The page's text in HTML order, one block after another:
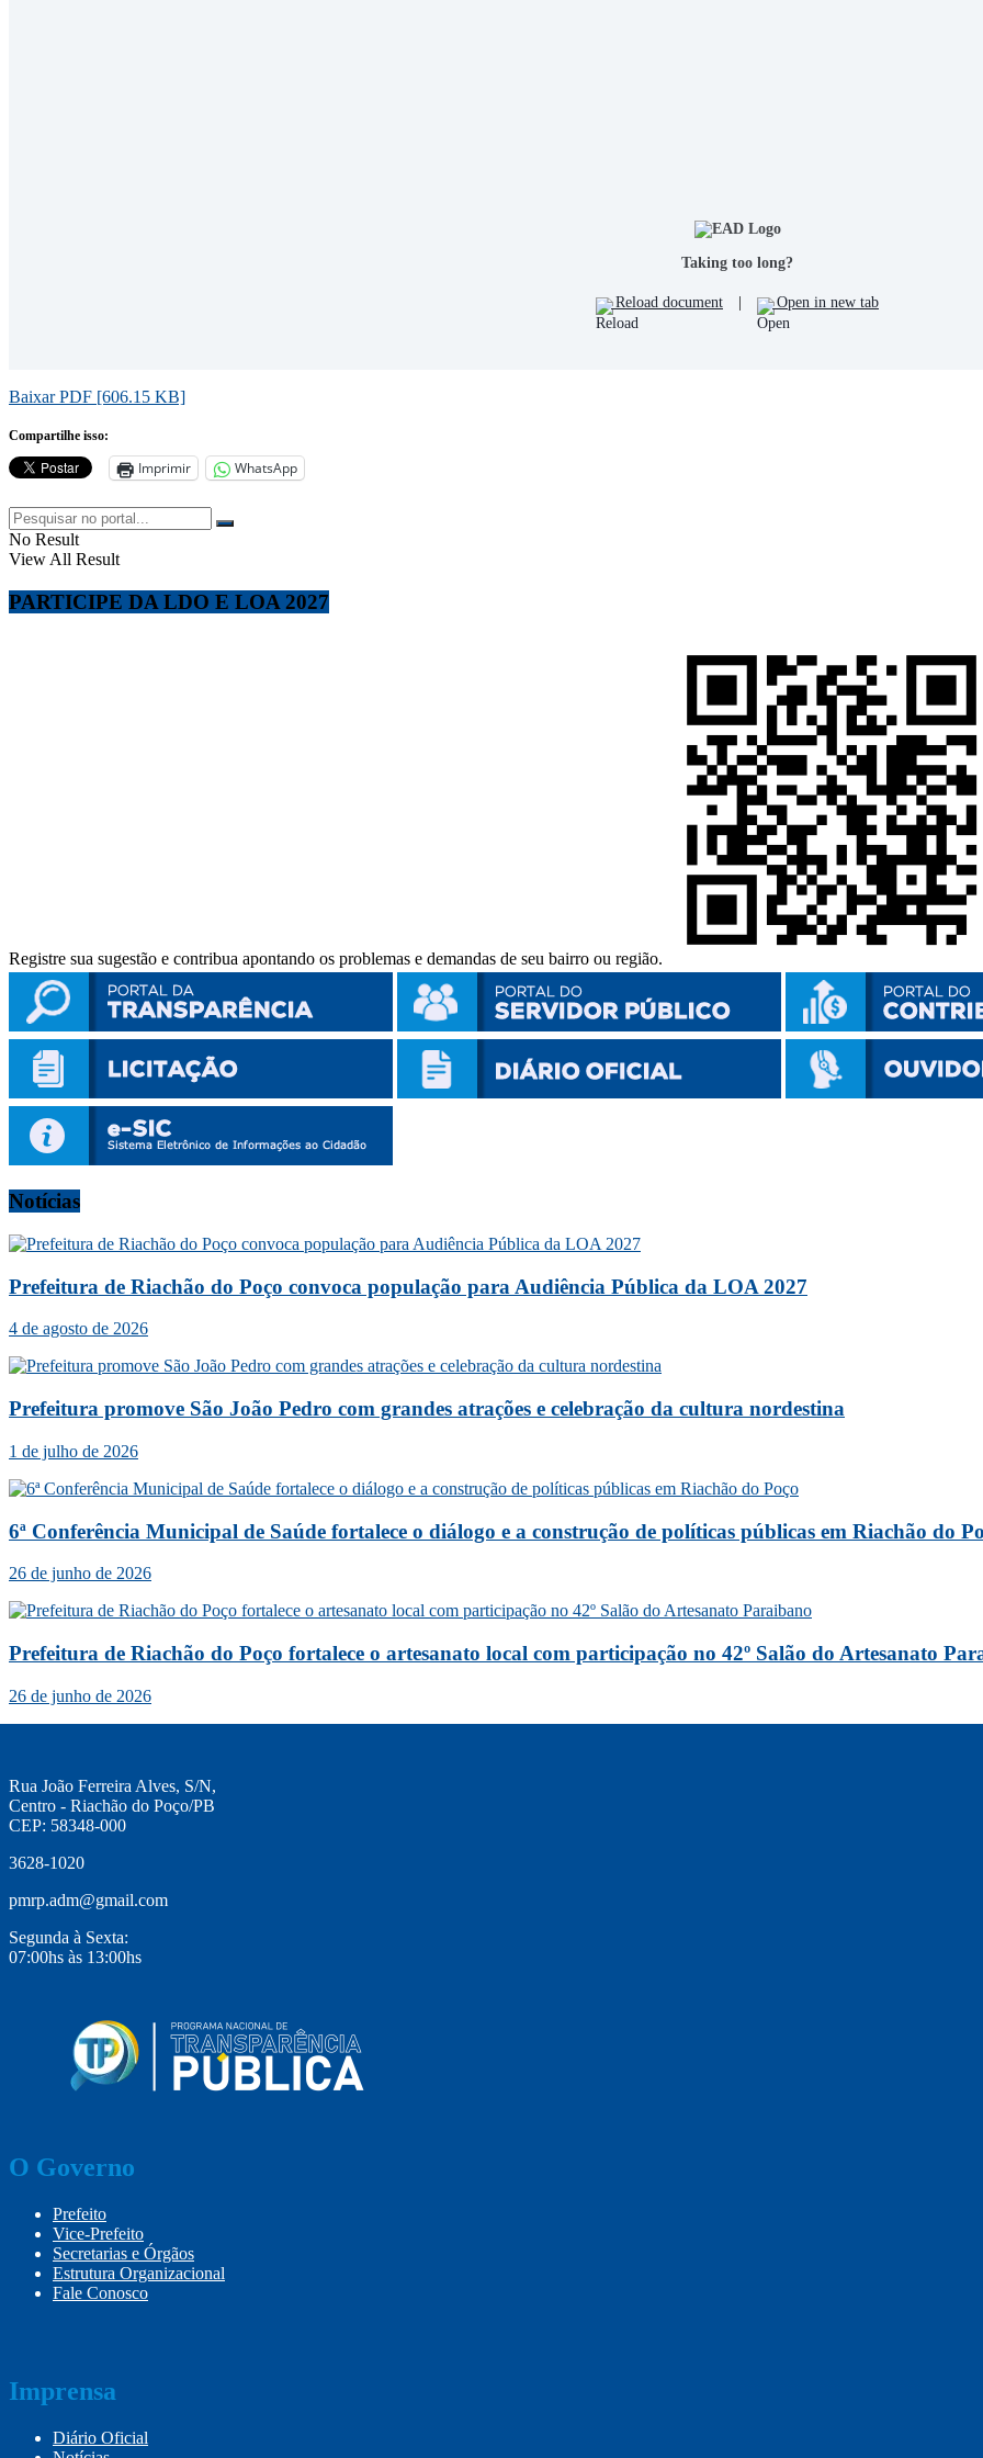
Taking too long?
Reload document Open in new tab
Baixar PDF [606.15 KB]
Compartilhe isso:
Imprimir WhatsApp
No Result
View All Result
PARTICIPE DA LDO E LOA 2027
Registre sua sugestão e contribua apontando os problemas e demandas de seu bairro ou região.
Notícias
Prefeitura de Riachão do Poço convoca população para Audiência Pública da LOA 2027
4 de agosto de 2026
Prefeitura promove São João Pedro com grandes atrações e celebração da cultura nordestina
1 de julho de 2026
6ª Conferência Municipal de Saúde fortalece o diálogo e a construção de políticas públicas em Riachão do
26 de junho de 2026
Prefeitura de Riachão do Poço fortalece o artesanato local com participação no 42º Salão do Artesanato
26 de junho de 2026
Rua João Ferreira Alves, S/N,
Centro - Riachão do Poço/PB
CEP: 58348-000
3628-1020
pmrp.adm@gmail.com
Segunda à Sexta:
07:00hs às 13:00hs
O Governo
Prefeito
Vice-Prefeito
Secretarias e Órgãos
Estrutura Organizacional
Fale Conosco
Imprensa
Diário Oficial